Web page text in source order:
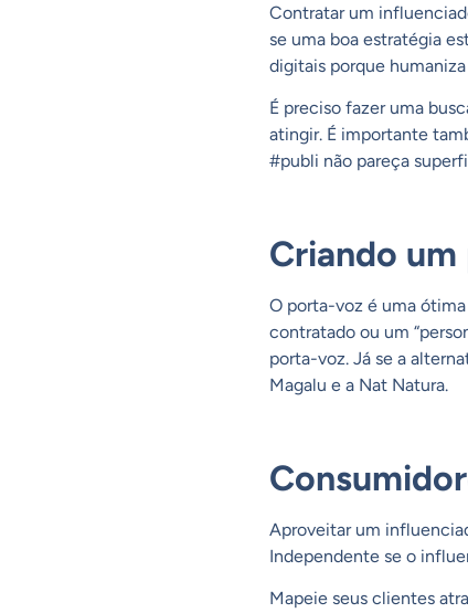
Contratar um
se uma boa estratégia
digitais porque
É preciso fazer uma
atingir. É importante
#publi não pareça
Criando
O porta-voz é uma
contratado ou um
porta-voz. Já se a
Magalu e a Nat Natura.
Aproveitar um
Independente se o
Mapeie seus clientes